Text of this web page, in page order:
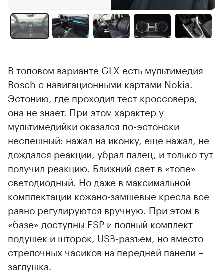
В топовом варианте GLX есть мультимедия
Bosch с навигационными картами Nokia.
Эстонию, где проходил тест кроссовера,
она не знает. При этом характер у
мультимедийки оказался по-эстонски
неспешный: нажал на иконку, еще нажал, не
дождался реакции, убрал палец, и только тут
получил реакцию. Ближний свет в «топе»
светодиодный. Но даже в максимальной
комплектации кожано-замшевые кресла все
равно регулируются вручную. При этом в
«базе» доступны ESP и полный комплект
подушек и шторок, USB-разъем, но вместо
стрелочных часиков на передней панели –
заглушка.